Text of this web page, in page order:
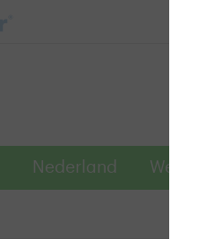
Nederland